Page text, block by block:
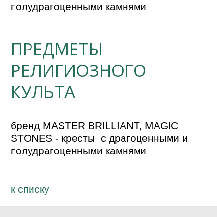
полудрагоценными камнями
ПРЕДМЕТЫ
РЕЛИГИОЗНОГО
КУЛЬТА
бренд MASTER BRILLIANT, MAGIC
STONES - кресты  с драгоценными и
полудрагоценными камнями
к спиcку